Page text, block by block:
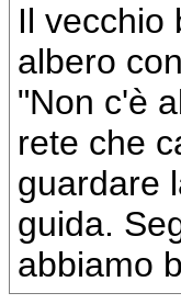
Il vecchio
albero
"Non c'è
rete che
guardare
guida.
abbiamo